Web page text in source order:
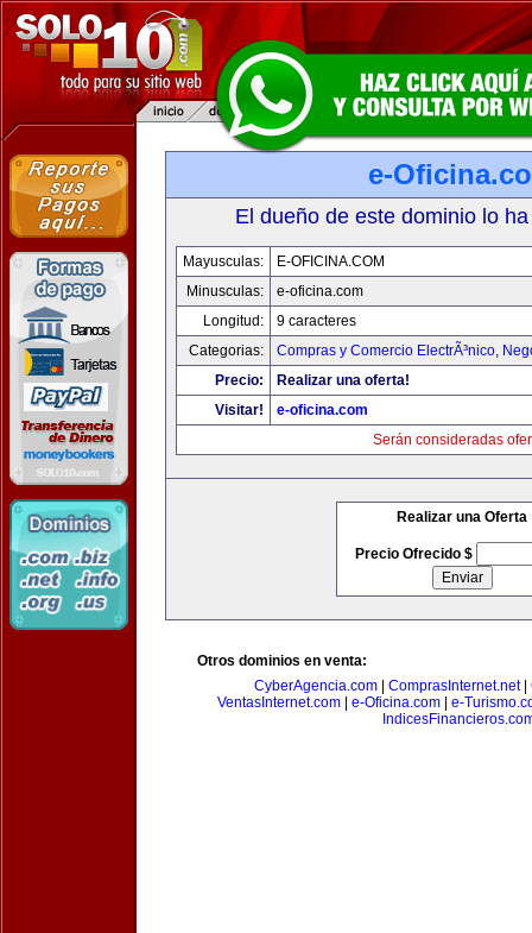
e-
El dueño de este dominio lo
Mayusculas:
E-OFICINA.COM
Minusculas:
e-oficina.com
Longitud:
9 caracteres
Categorias:
Compras y Comercio ElectrÃ³nico,
Precio:
Realizar una oferta!
Visitar!
e-oficina.com
Serán consideradas
Realizar una Oferta
Precio Ofrecido $
Otros dominios en venta:
CyberAgencia.com| ComprasInternet.net|
VentasInternet.com
e-Oficina.com
e-